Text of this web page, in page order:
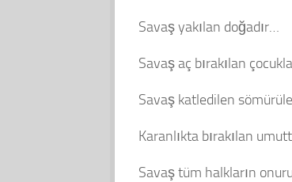
Savaş yakılan doğadır…
Savaş aç bırakılan
Savaş katledilen
Karanlıkta bırakılan
Savaş tüm halkların